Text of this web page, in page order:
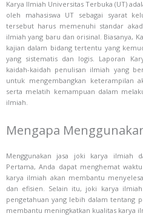
Karya Ilmiah Universitas Terbuka (UT)
oleh mahasiswa UT sebagai syarat
tersebut harus memenuhi standar
ilmiah yang baru dan orisinal. Biasanya,
kajian dalam bidang tertentu yang
yang sistematis dan logis. Laporan
kaidah-kaidah penulisan ilmiah yang
untuk mengembangkan keterampilan
serta melatih kemampuan dalam
ilmiah.
Mengapa
Menggunakan jasa joki karya ilmiah
Pertama, Anda dapat menghemat
karya ilmiah akan membantu
dan efisien. Selain itu, joki karya
pengetahuan yang lebih dalam tentang
membantu meningkatkan kualitas karya